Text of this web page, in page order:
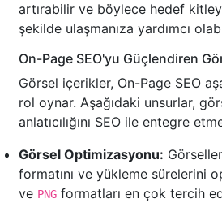
artırabilir ve böylece hedef
şekilde ulaşmanıza yardımcı
On-Page SEO'yu Güçlendiren
Görsel içerikler, On-Page SEO
rol oynar. Aşağıdaki unsurlar,
anlatıcılığını SEO ile entegre
Görsel Optimizasyonu:
formatını ve yükleme sürelerini
ve PNG formatları en çok tercih